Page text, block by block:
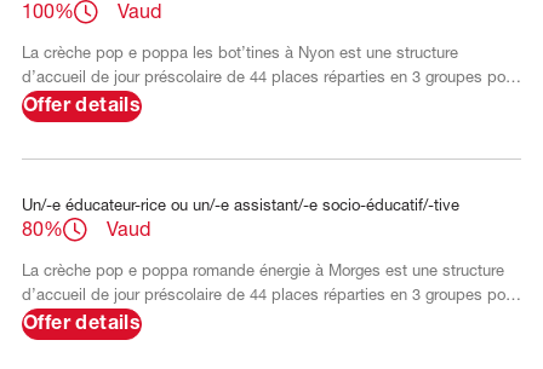
100% Vaud
La crèche pop e poppa les bot’tines à Nyon est une structure
d’accueil de jour préscolaire de 44 places réparties en 3 groupes pour
des enfants dès la fin du congé maternité jusqu’à l’âge de 4 ans (âge
d’entrée à l’école obligatoire). Située dans le premier écoquartier de
Réseau Nyonnais.
Offer details
Un/-e éducateur-rice ou un/-e assistant/-e socio-éducatif/-tive
80% Vaud
La crèche pop e poppa romande énergie à Morges est une structure
d’accueil de jour préscolaire de 44 places réparties en 3 groupes pour
des enfants dès la fin du congé maternité jusqu’à l’âge de 4 ans (âge
d’entrée à l’école obligatoire). En partenariat public-privé avec
Offer details